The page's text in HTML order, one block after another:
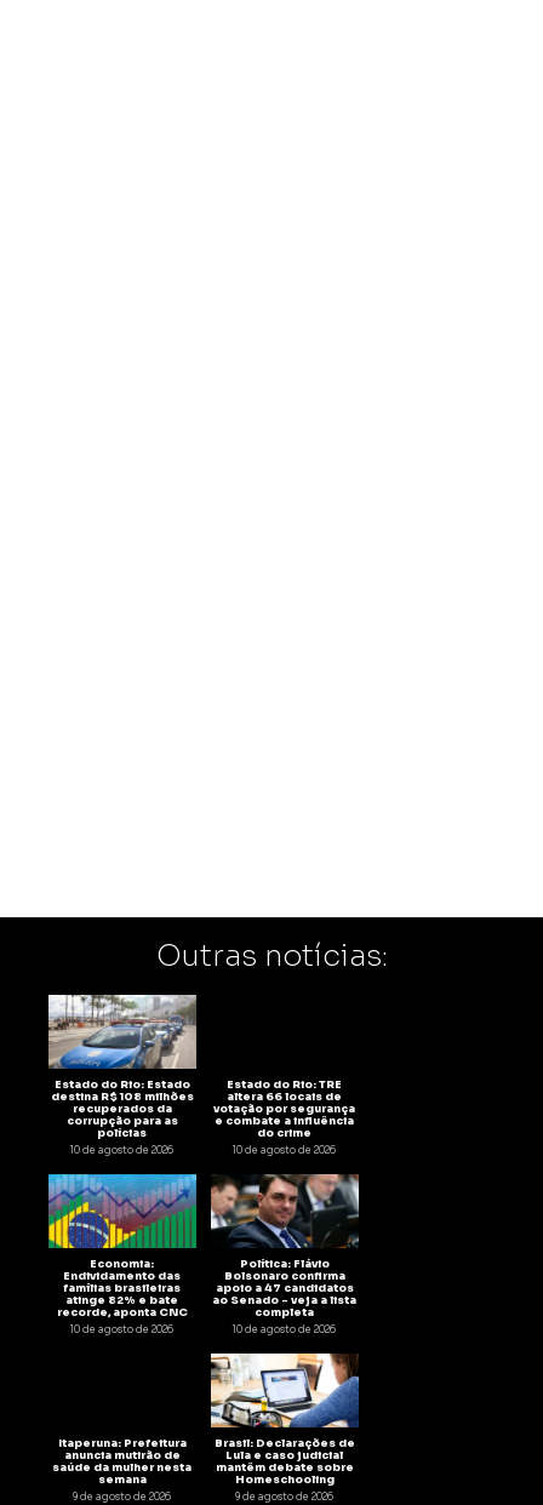
Outras notícias:
Estado do Rio: Estado
destina R$ 108 milhões
recuperados da
corrupção para as
polícias
10 de agosto de 2026
Estado do Rio: TRE
altera 66 locais de
votação por segurança
e combate a influência
do crime
10 de agosto de 2026
Economia:
Endividamento das
famílias brasileiras
atinge 82% e bate
recorde, aponta CNC
10 de agosto de 2026
Política: Flávio
Bolsonaro confirma
apoio a 47 candidatos
ao Senado – veja a lista
completa
10 de agosto de 2026
Itaperuna: Prefeitura
anuncia mutirão de
saúde da mulher nesta
semana
9 de agosto de 2026
Brasil: Declarações de
Lula e caso judicial
mantêm debate sobre
Homeschooling
9 de agosto de 2026